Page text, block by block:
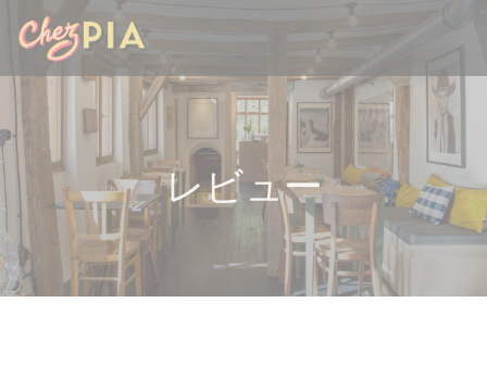
クッキー利用の管理について
レビュー